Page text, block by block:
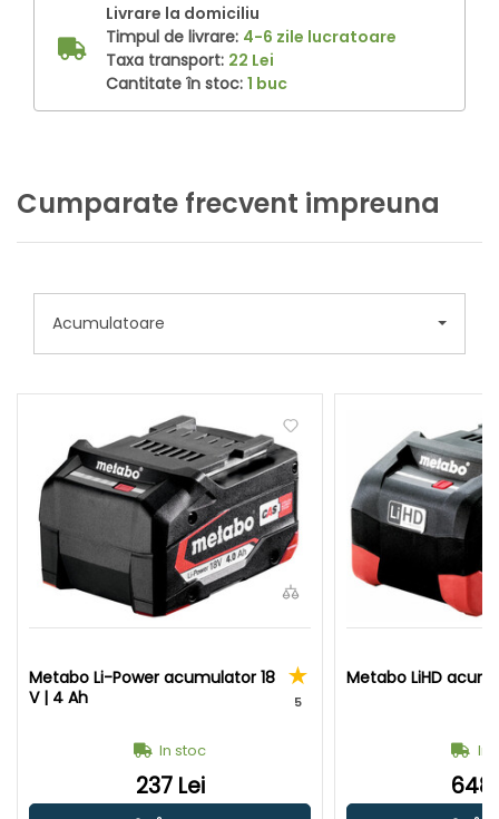
Livrare la domiciliu
Timpul de livrare: 4-6 zile lucratoare
Taxa transport: 22 Lei
Cantitate în stoc: 1 buc
Cumparate frecvent impreuna
Acumulatoare
Metabo Li-Power acumulator 18
V | 4 Ah
5
In stoc
237 Lei
Metabo LiHD
In
648